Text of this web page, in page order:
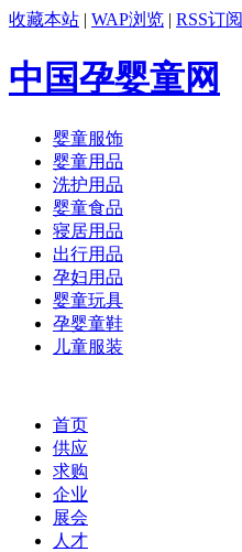
收藏本站 | WAP浏览 | RSS订阅
中国孕婴童网
婴童服饰
婴童用品
洗护用品
婴童食品
寝居用品
出行用品
孕妇用品
婴童玩具
孕婴童鞋
儿童服装
首页
供应
求购
企业
展会
人才